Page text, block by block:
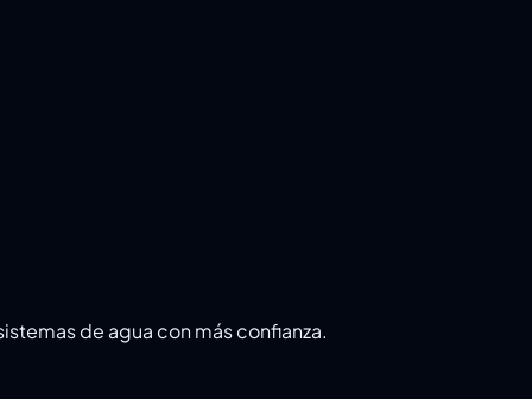
de agua con más confianza.